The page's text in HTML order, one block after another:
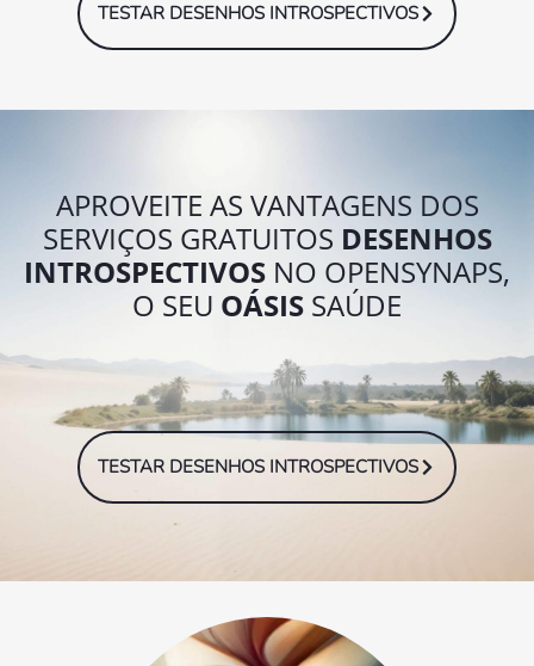
TESTAR DESENHOS INTROSPECTIVOS
APROVEITE AS VANTAGENS DOS
SERVIÇOS GRATUITOS DESENHOS
INTROSPECTIVOS NO OPENSYNAPS,
O SEU OÁSIS SAÚDE
TESTAR DESENHOS INTROSPECTIVOS